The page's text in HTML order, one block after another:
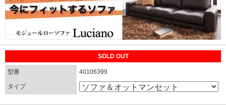
SOLD OUT
型番 40106399
タイプ